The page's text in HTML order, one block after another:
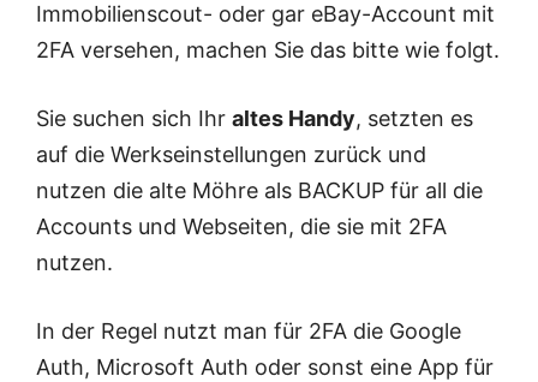
Immobilienscout- oder gar eBay-Account mit
2FA versehen, machen Sie das bitte wie folgt.
Sie suchen sich Ihr altes Handy, setzten es
auf die Werkseinstellungen zurück und
nutzen die alte Möhre als BACKUP für all die
Accounts und Webseiten, die sie mit 2FA
nutzen.
In der Regel nutzt man für 2FA die Google
Auth, Microsoft Auth oder sonst eine App für